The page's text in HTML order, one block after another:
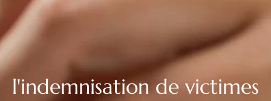
l'indemnisation de victimes